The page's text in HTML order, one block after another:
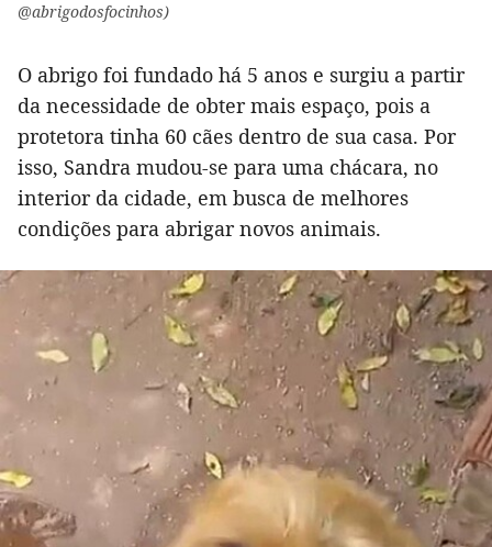
@abrigodosfocinhos)
O abrigo foi fundado há 5 anos e surgiu a partir
da necessidade de obter mais espaço, pois a
protetora tinha 60 cães dentro de sua casa. Por
isso, Sandra mudou-se para uma chácara, no
interior da cidade, em busca de melhores
condições para abrigar novos animais.